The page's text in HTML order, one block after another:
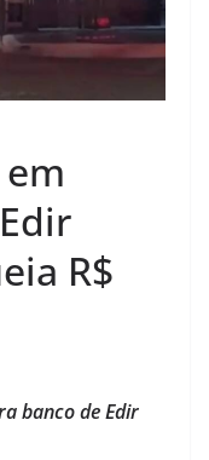
R$
banco de Edir